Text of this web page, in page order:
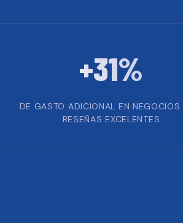
+31%
DE GASTO ADICIONAL EN NEGOCIOS
RESEÑAS EXCELENTES